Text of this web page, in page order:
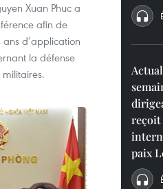
Xuan Phuc a
afin de
d’application
la défense
paix